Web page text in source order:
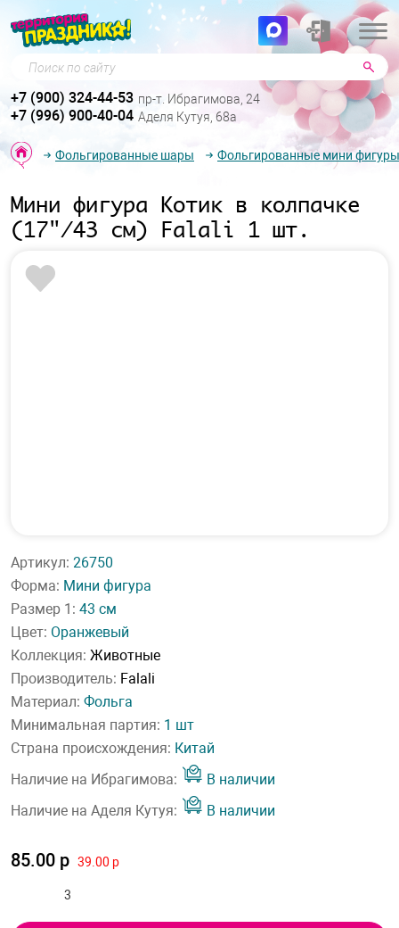
Поиск по сайту
+7 (900) 324-44-53 пр-т. Ибрагимова, 24
+7 (996) 900-40-04 Аделя Кутуя, 68а
Фольгированные шары Фольгированные мини фигуры
Мини фигура Котик в колпачке
(17"/43 см) Falali 1 шт.
Артикул: 26750
Форма: Мини фигура
Размер 1: 43 см
Цвет: Оранжевый
Коллекция: Животные
Производитель: Falali
Материал: Фольга
Минимальная партия: 1 шт
Страна происхождения: Китай
Наличие на Ибрагимова:
В наличии
Наличие на Аделя Кутуя:
В наличии
85.00 р 39.00 р